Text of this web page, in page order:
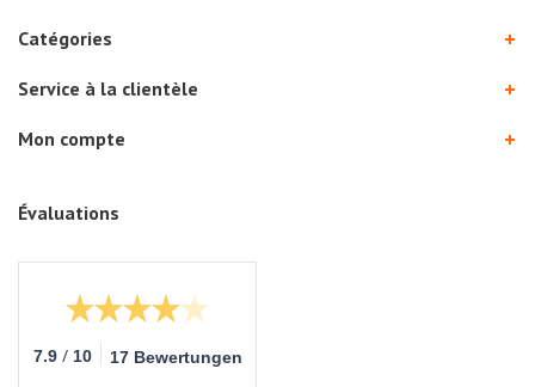
Catégories
Service à la clientèle
Mon compte
Évaluations
7.9 / 10 17 Bewertungen